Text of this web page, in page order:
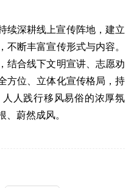
续深耕线上宣传阵地，建立
不断丰富宣传形式与内容。
结合线下文明宣讲、志愿劝
方位、立体化宣传格局，持
人践行移风易俗的浓厚氛
、蔚然成风。